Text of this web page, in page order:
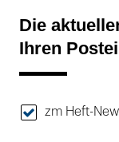
Die
Ihren
zm Heft-